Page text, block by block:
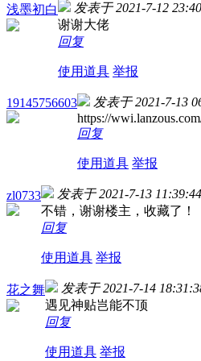
浅墨初白 发表于 2021-7-12
谢谢大佬
回复
使用道具 举报
19145756603 发表于 2021-7-13
https://
回复
使用道具 举报
zl0733 发表于 2021-7-13 11:39:44
不错，谢谢楼主，收藏了！
回复
使用道具 举报
花之舞 发表于 2021-7-14
遇见神贴岂能不顶
回复
使用道具 举报